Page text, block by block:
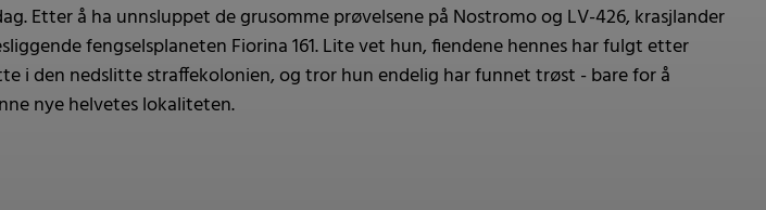
Etter å ha unnsluppet de grusomme prøvelsene på Nostromo og LV-426, krasjlander
fengselsplaneten Fiorina 161. Lite vet hun, fiendene hennes har fulgt etter
i den nedslitte straffekolonien, og tror hun endelig har funnet trøst - bare for å
nye helvetes lokaliteten.